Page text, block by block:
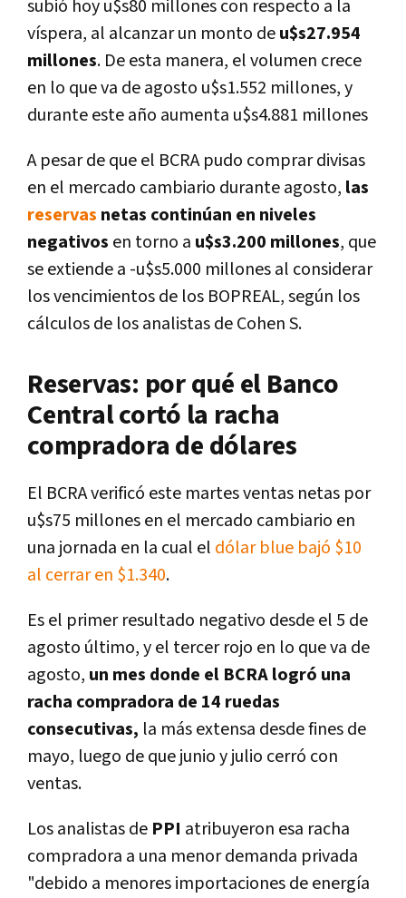
subió hoy u$s80 millones con respecto a la
víspera, al alcanzar un monto deu$s27.954
millones. De esta manera, el volumen crece
en lo que va de agosto u$s1.552 millones, y
durante este año aumenta u$s4.881 millones
A pesar de que el BCRA pudo comprar divisas
en el mercado cambiario durante agosto, las
reservas netas continúan en niveles
negativos en torno a u$s3.200 millones, que
se extiende a -u$s5.000 millones al considerar
los vencimientos de los BOPREAL, según los
cálculos de los analistas de Cohen S.
Reservas: por qué el Banco
Central cortó la racha
compradora de dólares
El BCRA verificó este martes ventas netas por
u$s75 millones en el mercado cambiario en
una jornada en la cual el dólar blue bajó $10
al cerrar en $1.340.
Es el primer resultado negativo desde el 5 de
agosto último, y el tercer rojo en lo que va de
agosto, un mes donde el BCRA logró una
racha compradora de 14 ruedas
consecutivas, la más extensa desde fines de
mayo, luego de que junio y julio cerró con
ventas.
Los analistas de PPI atribuyeron esa racha
compradora a una menor demanda privada
"debido a menores importaciones de energía